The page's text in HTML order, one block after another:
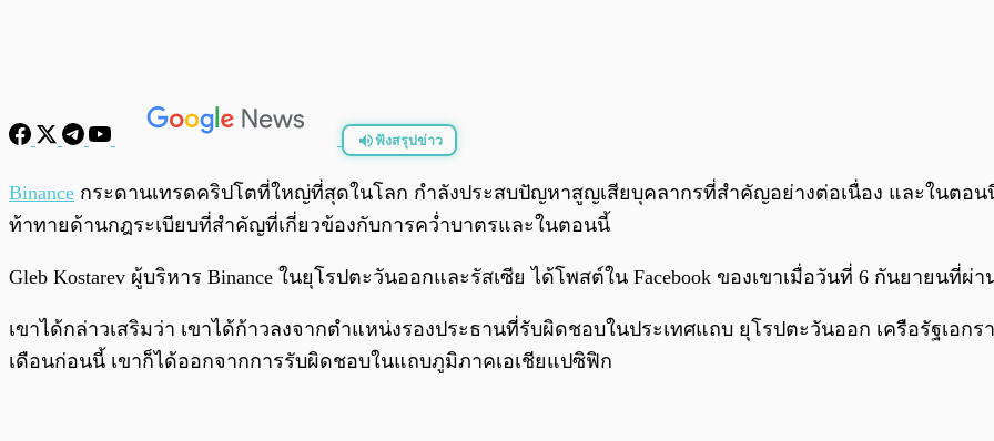
ฟังสรุปข่าว
Binance กระดานเทรดคริปโตที่ใหญ่ที่สุดในโลก กำลังประสบปัญหาสูญเสียบุคลากรที่สำคัญอย่างต่อเนื่อง และในตอ
ท้าทายด้านกฎระเบียบที่สำคัญที่เกี่ยวข้องกับการคว่ำบาตรและในตอนนี้
Gleb Kostarev ผู้บริหาร Binance ในยุโรปตะวันออกและรัสเซีย ได้โพสต์ใน Facebook ของเขาเมื่อวันที่ 6 กันยายนที่ผ่
เขาได้กล่าวเสริมว่า เขาได้ก้าวลงจากตำแหน่งรองประธานที่รับผิดชอบในประเทศแถบ ยุโรปตะวันออก เครือรัฐเอก
เดือนก่อนนี้ เขาก็ได้ออกจากการรับผิดชอบในแถบภูมิภาคเอเชียแปซิฟิก